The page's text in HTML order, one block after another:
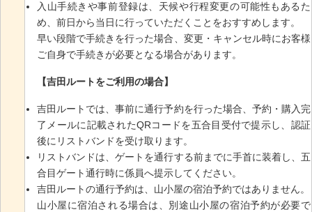
入山手続きや事前登録は、天候や行程変更の可能性もあるた
め、前日から当日に行っていただくことをおすすめします。
早い段階で手続きを行った場合、変更・キャンセル時にお客様
ご自身で手続きが必要となる場合があります。
【吉田ルートをご利用の場合】
吉田ルートでは、事前に通行予約を行った場合、予約・購入完
了メールに記載されたQRコードを五合目受付で提示し、認証
後にリストバンドを受け取ります。
リストバンドは、ゲートを通行する前までに手首に装着し、五
合目ゲート通行時に係員へ提示してください。
吉田ルートの通行予約は、山小屋の宿泊予約ではありません。
山小屋に宿泊される場合は、別途山小屋の宿泊予約が必要で